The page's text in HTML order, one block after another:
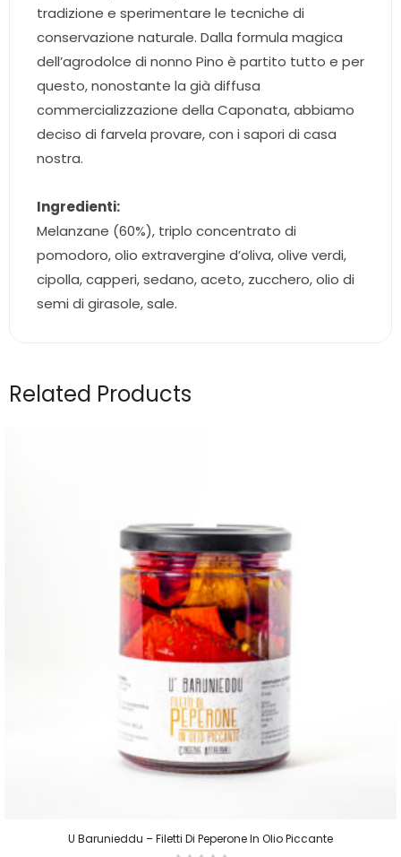
tradizione e sperimentare le tecniche di
conservazione naturale. Dalla formula magica
dell’agrodolce di nonno Pino è partito tutto e per
questo, nonostante la già diffusa
commercializzazione della Caponata, abbiamo
deciso di farvela provare, con i sapori di casa
nostra.
Ingredienti:
Melanzane (60%), triplo concentrato di
pomodoro, olio extravergine d’oliva, olive verdi,
cipolla, capperi, sedano, aceto, zucchero, olio di
semi di girasole, sale.
Related Products
U Barunieddu – Filetti Di Peperone In Olio Piccante